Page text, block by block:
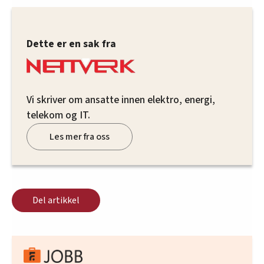
Dette er en sak fra
Vi skriver om ansatte innen elektro, energi,
telekom og IT.
Les mer fra oss
Del artikkel